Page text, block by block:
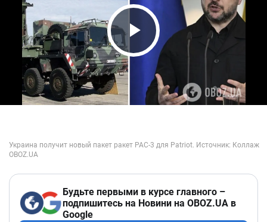
Play Video
Будьте первыми в курсе главного –
подпишитесь на Новини на OBOZ.UA в
Google